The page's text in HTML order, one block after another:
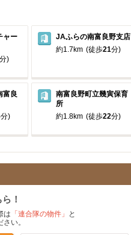
ャー
分)
JAふらの南富良野支店
約1.7km (徒歩21分)
富良
分)
南富良野町立幾寅保育
所
約1.8km (徒歩22分)
！
は 「連合隊の物件」
と
い。